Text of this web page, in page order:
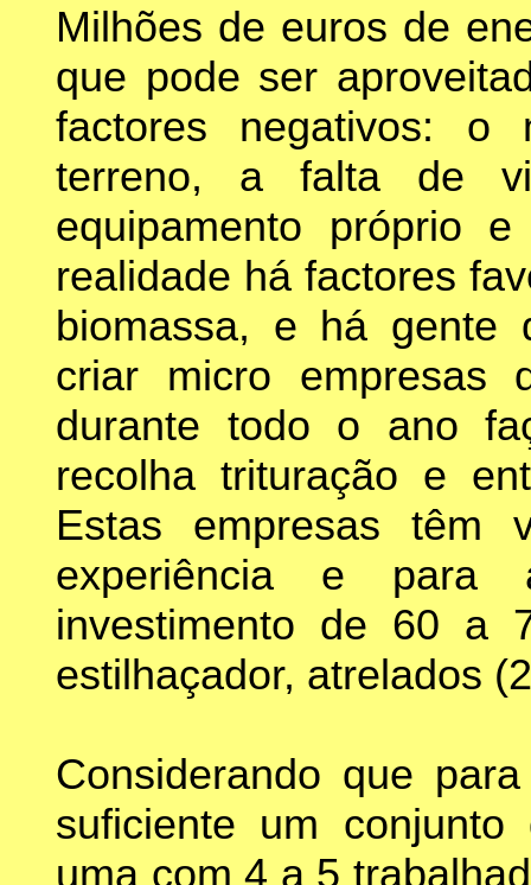
Milhões de euros de
que pode ser
factores negativos: o
terreno, a falta de
equipamento próprio
realidade há factores
biomassa, e há gente
criar micro empresas
durante todo o ano
recolha trituração e
Estas empresas têm
experiência e para
investimento de 60 a
estilhaçador, atrelados
Considerando que
suficiente um
uma com 4 a 5